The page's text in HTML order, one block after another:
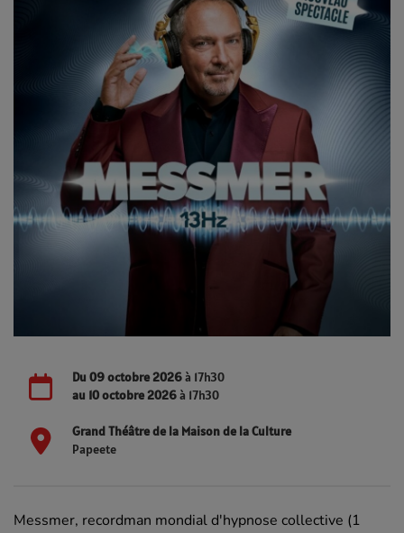
Du 09 octobre 2026à 17h30
au 10 octobre 2026à 17h30
Grand Théâtre de la Maison de la Culture
Papeete
Messmer, recordman mondial d'hypnose collective (1